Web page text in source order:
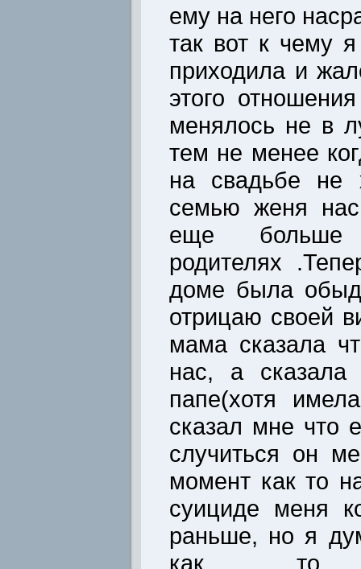
ему на него
так вот к чему
приходила и
этого
менялось не в
тем не менее
на свадьбе не
семью женя
еще больше
родителях
доме была
отрицаю своей
мама сказала
нас, а
папе(хотя
сказал мне что
случиться он
момент как то
суициде меня
раньше, но я
как то